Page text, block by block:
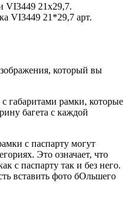
VI3449 21x29,7.
VI3449 21*29,7 арт.
который вы
габаритами рамки, которые
багета с каждой
с паспарту могут
Это означает, что
с паспарту так и без него.
вставить фото бОльшего